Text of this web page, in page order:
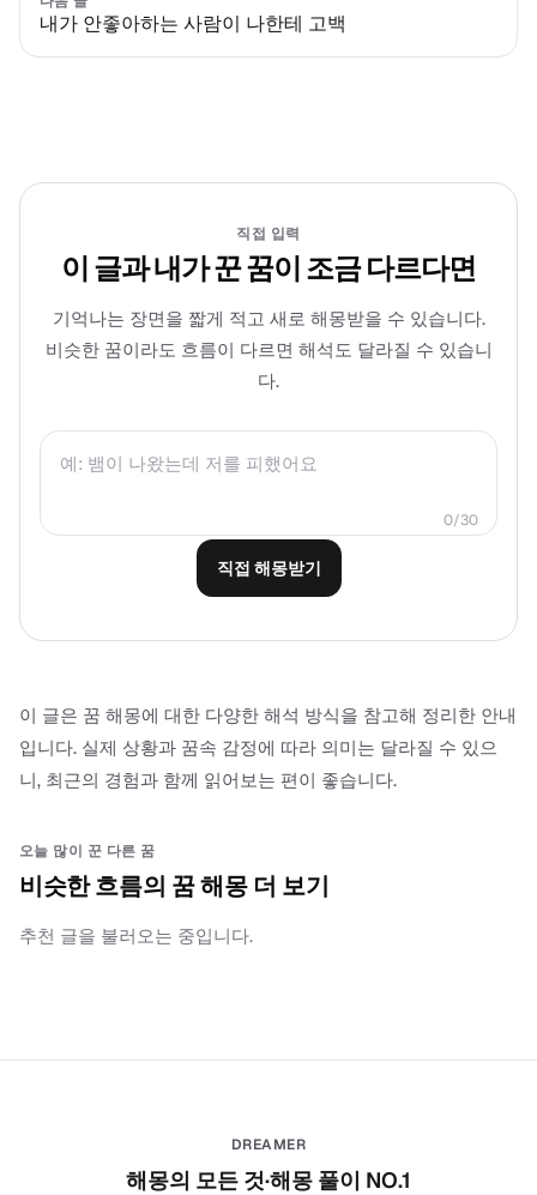
내가 안좋아하는 사람이 나한테 고백
직접 입력
이 글과 내가 꾼 꿈이 조금 다르다면
기억나는 장면을 짧게 적고 새로 해몽받을 수 있습니다.
비슷한 꿈이라도 흐름이 다르면 해석도 달라질 수 있습니
다.
0/30
직접 해몽받기
이 글은 꿈 해몽에 대한 다양한 해석 방식을 참고해 정리한 안내
입니다. 실제 상황과 꿈속 감정에 따라 의미는 달라질 수 있으
니, 최근의 경험과 함께 읽어보는 편이 좋습니다.
오늘 많이 꾼 다른 꿈
비슷한 흐름의 꿈 해몽 더 보기
추천 글을 불러오는 중입니다.
DREAMER
해몽의 모든 것·해몽 풀이 NO.1